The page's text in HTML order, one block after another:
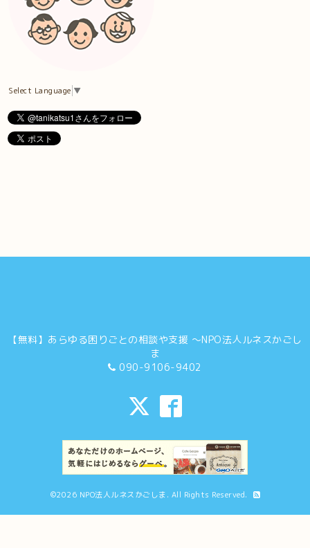
Select Language ▼
【無料】あらゆる困りごとの相談や支援 ～NPO法人ルネスかごし
ま
090-9106-9402
©2026 NPO法人ルネスかごしま. All Rights Reserved.